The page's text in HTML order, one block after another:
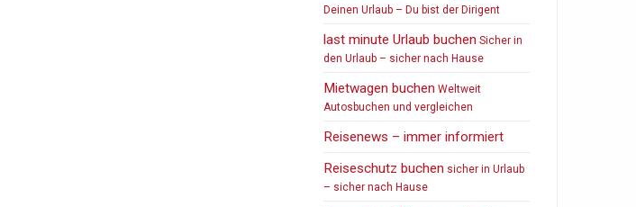
Deinen Urlaub – Du bist der Dirigent
last minute Urlaub buchen Sicher in
den Urlaub – sicher nach Hause
Mietwagen buchen Weltweit
Autosbuchen und vergleichen
Reisenews – immer informiert
Reiseschutz buchen sicher in Urlaub
– sicher nach Hause